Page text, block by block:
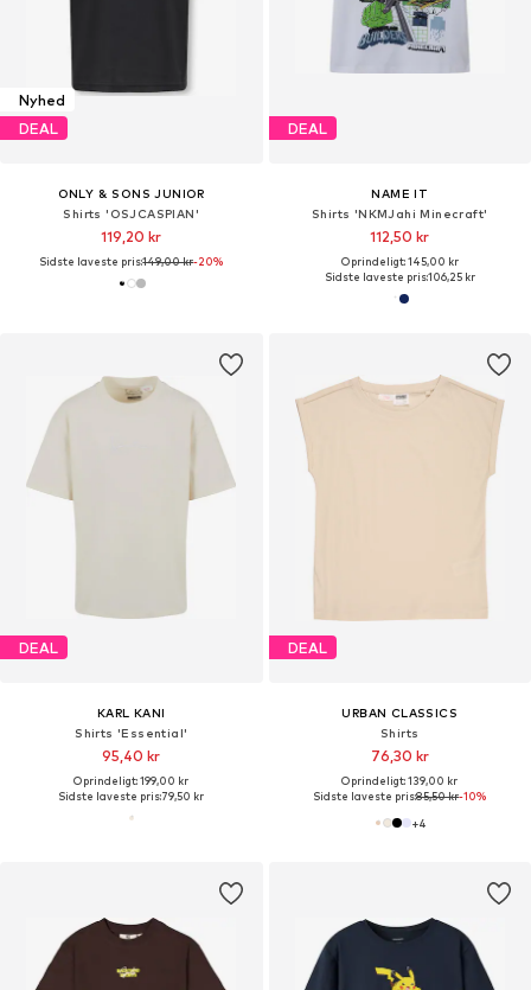
Nyhed
DEAL
ONLY & SONS JUNIOR
Shirts 'OSJCASPIAN'
119,20 kr
Sidste laveste pris:149,00 kr-20%
DEAL
NAME IT
Shirts 'NKMJahi Minecraft'
112,50 kr
Oprindeligt: 145,00 kr
Sidste laveste pris:106,25 kr
DEAL
KARL KANI
Shirts 'Essential'
95,40 kr
Oprindeligt: 199,00 kr
Sidste laveste pris:79,50 kr
DEAL
URBAN CLASSICS
Shirts
76,30 kr
Oprindeligt: 139,00 kr
Sidste laveste pris:85,50 kr-10%
+4